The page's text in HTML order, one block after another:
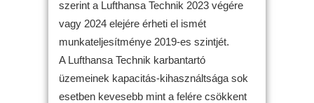
szerint a Lufthansa Technik 2023 végére
vagy 2024 elejére érheti el ismét
munkateljesítménye 2019-es szintjét.
A Lufthansa Technik karbantartó
üzemeinek kapacitás-kihasználtsága sok
esetben kevesebb mint a felére csökkent